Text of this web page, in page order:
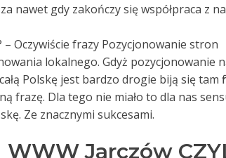
nawet gdy zakończy się współpraca z
– Oczywiście frazy Pozycjonowanie stron
lokalnego. Gdyż pozycjonowanie
Polskę jest bardzo drogie biją się tam
frazę. Dla tego nie miało to dla nas
Ze znacznymi sukcesami.
WWW Jarczów